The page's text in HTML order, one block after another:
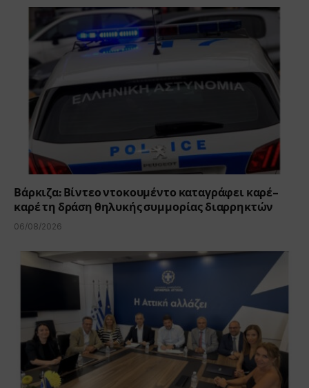
Βάρκιζα: Βίντεο ντοκουμέντο καταγράφει καρέ-
καρέ τη δράση θηλυκής συμμορίας διαρρηκτών
06/08/2026